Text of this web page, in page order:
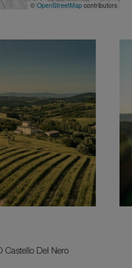
© OpenStreetMap contributors
Castello Del Nero